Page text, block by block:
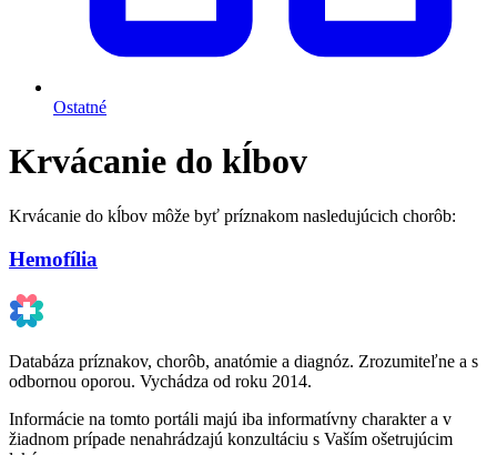
Ostatné
Krvácanie do kĺbov
Krvácanie do kĺbov môže byť príznakom nasledujúcich chorôb:
Hemofília
Databáza príznakov, chorôb, anatómie a diagnóz. Zrozumiteľne a s
odbornou oporou. Vychádza od roku 2014.
Informácie na tomto portáli majú iba informatívny charakter a v
žiadnom prípade nenahrádzajú konzultáciu s Vaším ošetrujúcim